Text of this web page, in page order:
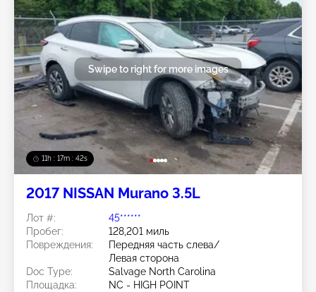
11h : 17m : 40s
Swipe to right for more images
2017 NISSAN Murano 3.5L
Лот #:
45******
Пробег:
128,201 миль
Повреждения:
Передняя часть слева/
Левая сторона
Doc Type:
Salvage North Carolina
Площадка:
NC - HIGH POINT